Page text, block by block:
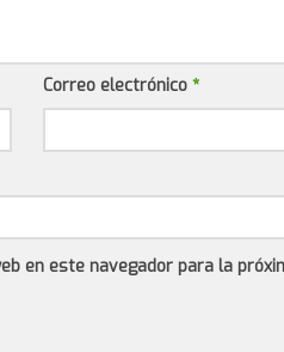
Correo electrónico *
en este navegador para la